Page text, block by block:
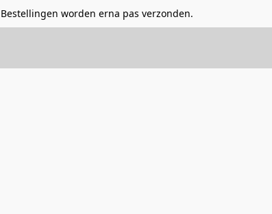
worden erna pas verzonden.